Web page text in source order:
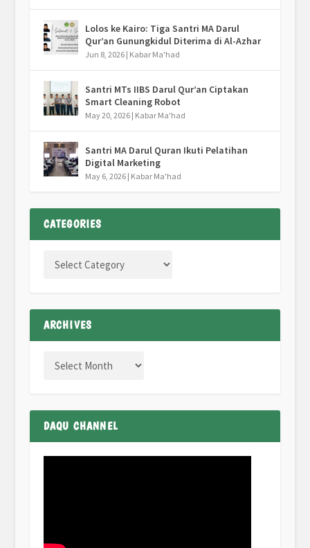
Lolos ke Kairo: Tiga Santri MA Darul
Qur’an Gunungkidul Diterima di Al-Azhar
Jun 8, 2026| Kabar Ma'had
Santri MTs IIBS Darul Qur’an Ciptakan
Smart Cleaning Robot
May 20, 2026| Kabar Ma'had
Santri MA Darul Quran Ikuti Pelatihan
Digital Marketing
May 6, 2026| Kabar Ma'had
CATEGORIES
ARCHIVES
DAQU CHANNEL